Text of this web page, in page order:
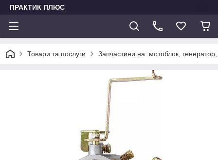
ПРАКТИК ПЛЮС
Товари та послуги Запчастини на: мотоблок,